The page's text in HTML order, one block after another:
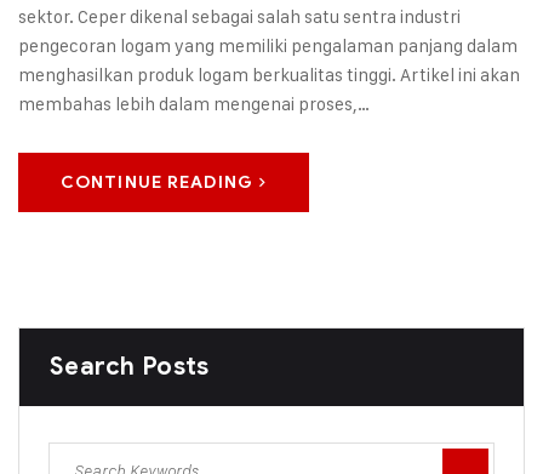
sektor. Ceper dikenal sebagai salah satu sentra industri
pengecoran logam yang memiliki pengalaman panjang dalam
menghasilkan produk logam berkualitas tinggi. Artikel ini akan
membahas lebih dalam mengenai proses,…
CONTINUE READING
Search Posts